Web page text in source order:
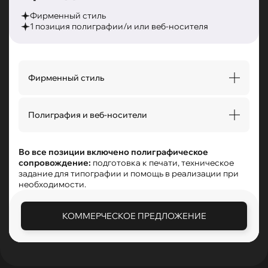
Фирменный стиль
1 позиция полиграфии/и или веб-носителя
Фирменный стиль
Монограмма и другие версии логотипа
Шрифтовое решение (проверка лицензии и
подбор шрифтовой пары)
Полиграфия и веб-носители
визуализация) и/или веб-носителя фирменного
стиля
Обложки для социальных сетей (аватарки)
Фоны для социальных сетей (5 видов)
Во все позиции включено полиграфическое
сопровождение: подготовка к печати, техническое
задание для типографии и помощь в реализации при
необходимости.
КОММЕРЧЕСКОЕ ПРЕДЛОЖЕНИЕ